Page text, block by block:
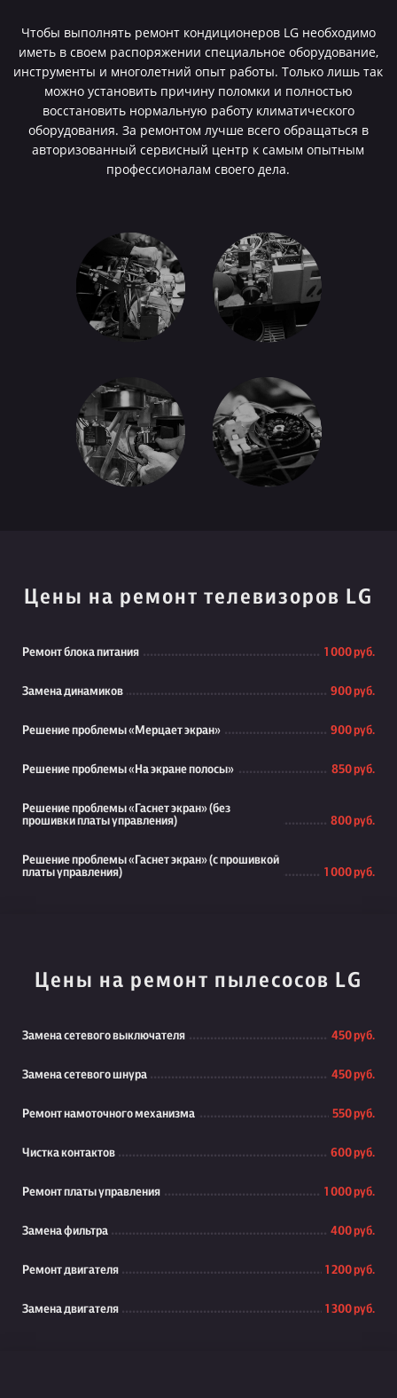
Чтобы выполнять ремонт кондиционеров LG необходимо
иметь в своем распоряжении специальное оборудование,
инструменты и многолетний опыт работы. Только лишь так
можно установить причину поломки и полностью
восстановить нормальную работу климатического
оборудования. За ремонтом лучше всего обращаться в
авторизованный сервисный центр к самым опытным
профессионалам своего дела.
Цены на ремонт телевизоров LG
Ремонт блока питания 1 000 руб.
Замена динамиков 900 руб.
Решение проблемы «Мерцает экран» 900 руб.
Решение проблемы «На экране полосы» 850 руб.
Решение проблемы «Гаснет экран» (без
прошивки платы управления)
800 руб.
Решение проблемы «Гаснет экран» (с прошивкой
платы управления)
1 000 руб.
Цены на ремонт пылесосов LG
Замена сетевого выключателя 450 руб.
Замена сетевого шнура 450 руб.
Ремонт намоточного механизма 550 руб.
Чистка контактов 600 руб.
Ремонт платы управления 1 000 руб.
Замена фильтра 400 руб.
Ремонт двигателя 1 200 руб.
Замена двигателя 1 300 руб.